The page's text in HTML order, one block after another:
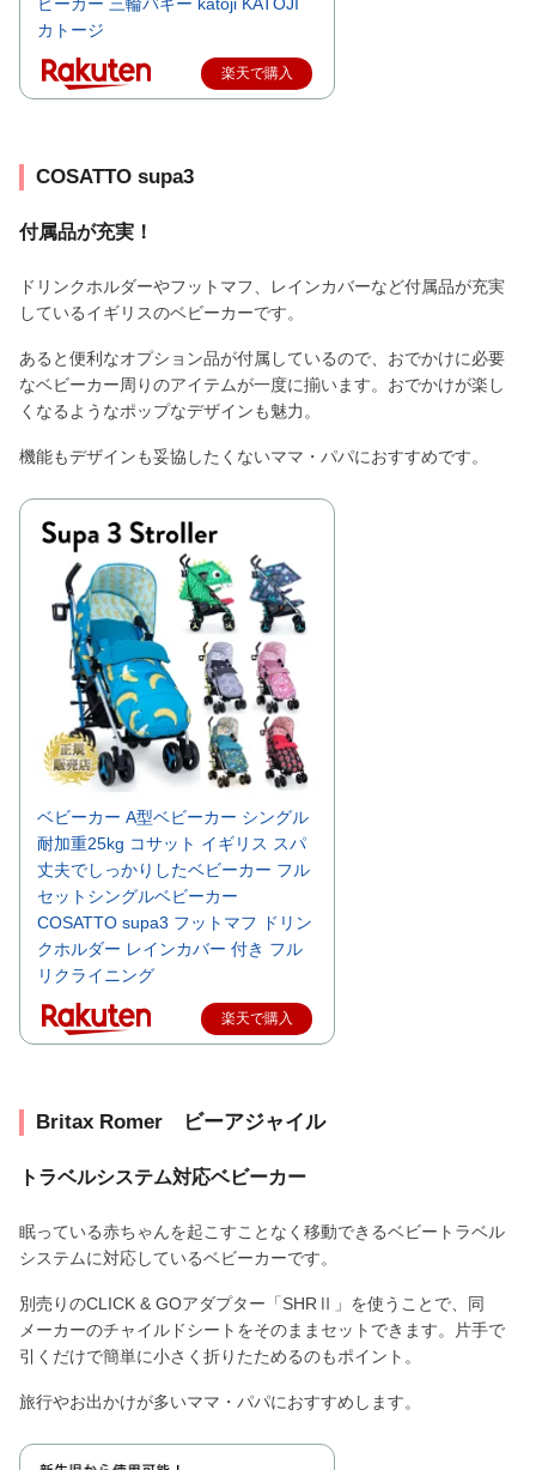
ビーカー 三輪バギー katoji KATOJI
カトージ
楽天で購入
COSATTO supa3
付属品が充実！
ドリンクホルダーやフットマフ、レインカバーなど付属品が充実
しているイギリスのベビーカーです。
あると便利なオプション品が付属しているので、おでかけに必要
なベビーカー周りのアイテムが一度に揃います。おでかけが楽し
くなるようなポップなデザインも魅力。
機能もデザインも妥協したくないママ・パパにおすすめです。
ベビーカー A型ベビーカー シングル
耐加重25kg コサット イギリス スパ
丈夫でしっかりしたベビーカー フル
セットシングルベビーカー
COSATTO supa3 フットマフ ドリン
クホルダー レインカバー 付き フル
リクライニング
楽天で購入
Britax Romer ビーアジャイル
トラベルシステム対応ベビーカー
眠っている赤ちゃんを起こすことなく移動できるベビートラベル
システムに対応しているベビーカーです。
別売りのCLICK & GOアダプター「SHRⅡ」を使うことで、同
メーカーのチャイルドシートをそのままセットできます。片手で
引くだけで簡単に小さく折りたためるのもポイント。
旅行やお出かけが多いママ・パパにおすすめします。